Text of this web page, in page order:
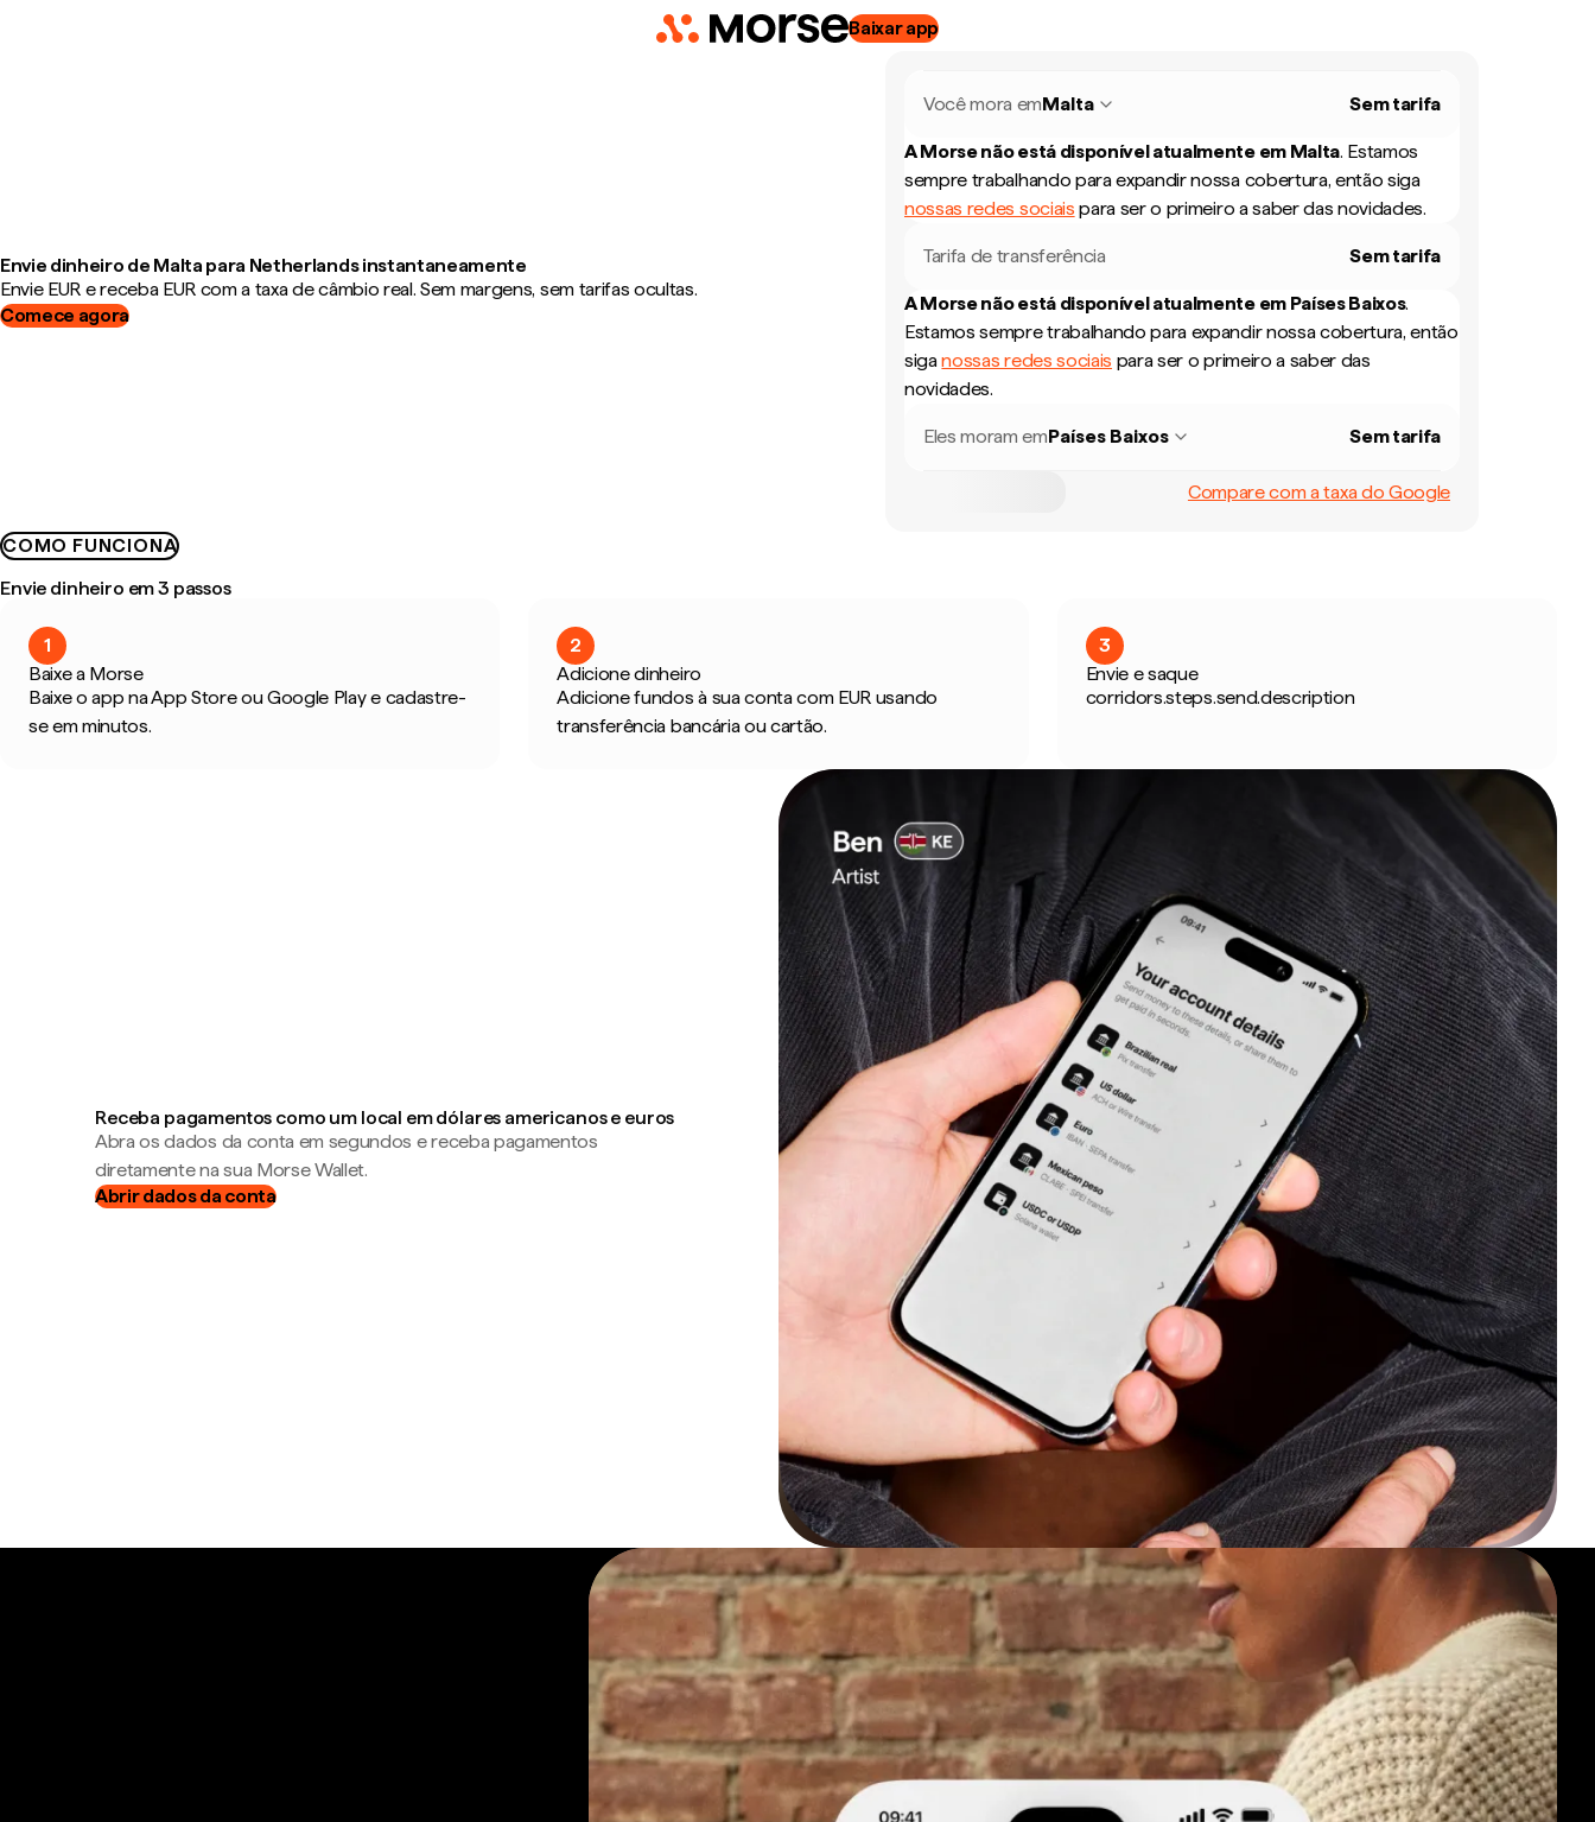
Baixar app
Envie dinheiro de Malta para Netherlands instantaneamente
Envie EUR e receba EUR com a taxa de câmbio real. Sem margens, sem tarifas ocultas.
Comece agora
Você mora emMalta Sem tarifa
A Morse não está disponível atualmente em Malta. Estamos
sempre trabalhando para expandir nossa cobertura, então siga
nossas redes sociais para ser o primeiro a saber das novidades.
Tarifa de transferência Sem tarifa
A Morse não está disponível atualmente em Países Baixos.
Estamos sempre trabalhando para expandir nossa cobertura, então
siganossas redes sociais para ser o primeiro a saber das
novidades.
Eles moram emPaíses Baixos Sem tarifa
Compare com a taxa do Google
COMO FUNCIONA
Envie dinheiro em 3 passos
1
Baixe a Morse
Baixe o app na App Store ou Google Play e cadastre-
se em minutos.
2
Adicione dinheiro
Adicione fundos à sua conta com EUR usando
transferência bancária ou cartão.
3
Envie e saque
corridors.steps.send.description
Receba pagamentos como um local em dólares americanos e euros
Abra os dados da conta em segundos e receba pagamentos
diretamente na sua Morse Wallet.
Abrir dados da conta